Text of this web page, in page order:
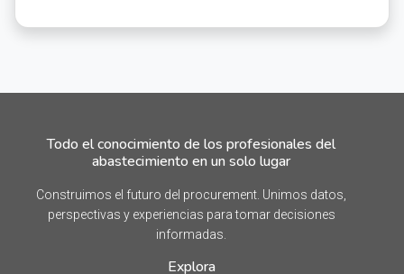
Todo el conocimiento de los profesionales del
abastecimiento en un solo lugar
Construimos el futuro del procurement. Unimos datos,
perspectivas y experiencias para tomar decisiones
informadas.
Explora